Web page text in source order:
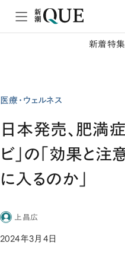
新着特集
医療・ウェルネス
日本発売、肥満
ビ」の「効果と注
に入るのか」
上昌広
2024年3月4日